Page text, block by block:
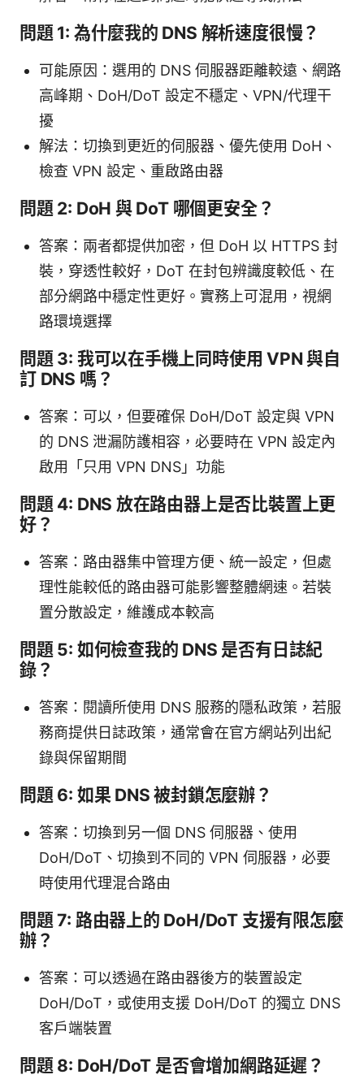
問題 1: 為什麼我的 DNS 解析速度很慢？
可能原因：選用的 DNS 伺服器距離較遠、網路
高峰期、DoH/DoT 設定不穩定、VPN/代理干
擾
解法：切換到更近的伺服器、優先使用 DoH、
檢查 VPN 設定、重啟路由器
問題 2: DoH 與 DoT 哪個更安全？
答案：兩者都提供加密，但 DoH 以 HTTPS 封
裝，穿透性較好，DoT 在封包辨識度較低、在
部分網路中穩定性更好。實務上可混用，視網
路環境選擇
問題 3: 我可以在手機上同時使用 VPN 與自
訂 DNS 嗎？
答案：可以，但要確保 DoH/DoT 設定與 VPN
的 DNS 泄漏防護相容，必要時在 VPN 設定內
啟用「只用 VPN DNS」功能
問題 4: DNS 放在路由器上是否比裝置上更
好？
答案：路由器集中管理方便、統一設定，但處
理性能較低的路由器可能影響整體網速。若裝
置分散設定，維護成本較高
問題 5: 如何檢查我的 DNS 是否有日誌紀
錄？
答案：閱讀所使用 DNS 服務的隱私政策，若服
務商提供日誌政策，通常會在官方網站列出紀
錄與保留期間
問題 6: 如果 DNS 被封鎖怎麼辦？
答案：切換到另一個 DNS 伺服器、使用
DoH/DoT、切換到不同的 VPN 伺服器，必要
時使用代理混合路由
問題 7: 路由器上的 DoH/DoT 支援有限怎麼
辦？
答案：可以透過在路由器後方的裝置設定
DoH/DoT，或使用支援 DoH/DoT 的獨立 DNS
客戶端裝置
問題 8: DoH/DoT 是否會增加網路延遲？